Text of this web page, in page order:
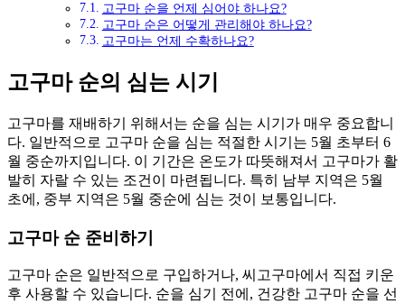
고구마 순을 언제 심어야 하나요?
고구마 순은 어떻게 관리해야 하나요?
고구마는 언제 수확하나요?
고구마 순의 심는 시기
고구마를 재배하기 위해서는 순을 심는 시기가 매우 중요합니
다. 일반적으로 고구마 순을 심는 적절한 시기는 5월 초부터 6
월 중순까지입니다. 이 기간은 온도가 따뜻해져서 고구마가 활
발히 자랄 수 있는 조건이 마련됩니다. 특히 남부 지역은 5월
초에, 중부 지역은 5월 중순에 심는 것이 보통입니다.
고구마 순 준비하기
고구마 순은 일반적으로 구입하거나, 씨고구마에서 직접 키운
후 사용할 수 있습니다. 순을 심기 전에, 건강한 고구마 순을 선